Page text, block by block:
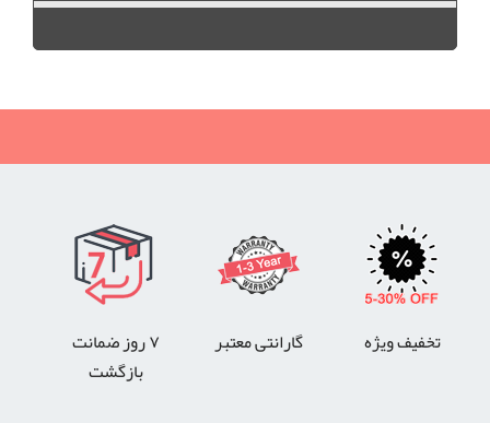
تخفیف ویژه گارانتی معتبر
۷ روز ضمانت
بازگشت